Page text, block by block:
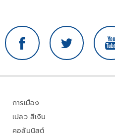
การเมือง
เปลว สีเงิน
คอลัมนิสต์